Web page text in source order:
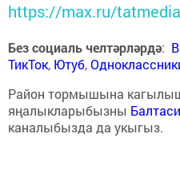
https://max.ru/tatmedia
Без социаль челтәрләрдә:
ТикТок, Ютуб,
Район тормышына
яңалыкларыбызны
каналыбызда да укыгыз.